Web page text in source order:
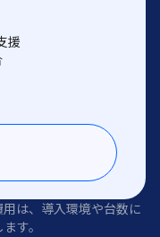
援
は、導入環境や台数に
す。